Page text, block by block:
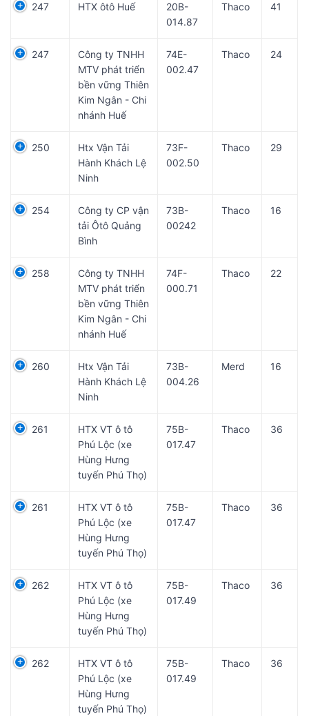
247 HTX ôtô Huế
20B-
014.87
Thaco 41
247
Công ty TNHH
MTV phát triển
bền vững Thiên
Kim Ngân - Chi
nhánh Huế
74E-
002.47
Thaco 24
250
Htx Vận Tải
Hành Khách Lệ
Ninh
73F-
002.50
Thaco 29
254
Công ty CP vận
tải Ôtô Quảng
Bình
73B-
00242
Thaco 16
258
Công ty TNHH
MTV phát triển
bền vững Thiên
Kim Ngân - Chi
nhánh Huế
74F-
000.71
Thaco 22
260
Htx Vận Tải
Hành Khách Lệ
Ninh
73B-
004.26
Merd 16
261
HTX VT ô tô
Phú Lộc (xe
Hùng Hưng
tuyến Phú Thọ)
75B-
017.47
Thaco 36
261
HTX VT ô tô
Phú Lộc (xe
Hùng Hưng
tuyến Phú Thọ)
75B-
017.47
Thaco 36
262
HTX VT ô tô
Phú Lộc (xe
Hùng Hưng
tuyến Phú Thọ)
75B-
017.49
Thaco 36
262
HTX VT ô tô
Phú Lộc (xe
Hùng Hưng
tuyến Phú Thọ)
75B-
017.49
Thaco 36